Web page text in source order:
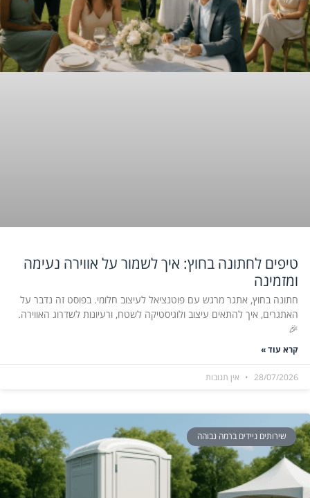
טיפים לחתונה בחוץ: איך לשמור על אווירה נעימה
ומזמינה
חתונה בחוץ, אתגר מרגש עם פוטנציאל לעיצוב חלומי. בפוסט זה נדבר על
האתגרים, איך להתאים עיצוב ולוגיסטיקה לשטח, ורעיונות לשדרוג האווירה.
🎉
קרא עוד »
28/07/2026 אין תגובות
שירותים ניידים ברמה גבוהה